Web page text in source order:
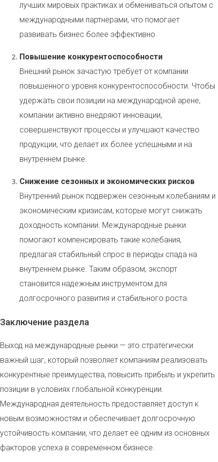
лучших мировых практиках и обмениваться опытом с
международными партнерами, что помогает
развивать бизнес более эффективно.
Повышение конкурентоспособности
Внешний рынок зачастую требует от компании
повышенного уровня конкурентоспособности. Чтобы
удержать свои позиции на международной арене,
компании активно внедряют инновации,
совершенствуют процессы и улучшают качество
продукции, что делает их более успешными и на
внутреннем рынке.
Снижение сезонных и экономических рисков
Внутренний рынок подвержен сезонным колебаниям и
экономическим кризисам, которые могут снижать
доходность компании. Международные рынки
помогают компенсировать такие колебания,
предлагая стабильный спрос в периоды спада на
внутреннем рынке. Таким образом, экспорт
становится надежным инструментом для
долгосрочного развития и стабильного роста.
Заключение раздела
Выход на международные рынки — это стратегически
важный шаг, который позволяет компаниям реализовать
конкурентные преимущества, повысить прибыль и укрепить
позиции в условиях глобальной конкуренции.
Международная деятельность предоставляет доступ к
новым возможностям и обеспечивает долгосрочную
устойчивость компании, что делает её одним из основных
факторов успеха в современном бизнесе.